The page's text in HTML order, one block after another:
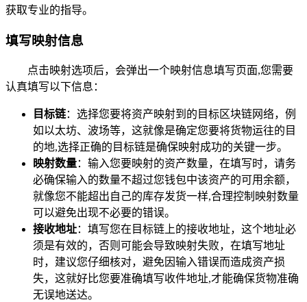
获取专业的指导。
填写映射信息
点击映射选项后，会弹出一个映射信息填写页面,您需要
认真填写以下信息：
目标链：选择您要将资产映射到的目标区块链网络，例
如以太坊、波场等，这就像是确定您要将货物运往的目
的地,选择正确的目标链是确保映射成功的关键一步。
映射数量：输入您要映射的资产数量，在填写时，请务
必确保输入的数量不超过您钱包中该资产的可用余额，
就像您不能超出自己的库存发货一样,合理控制映射数量
可以避免出现不必要的错误。
接收地址：填写您在目标链上的接收地址，这个地址必
须是有效的，否则可能会导致映射失败，在填写地址
时，建议您仔细核对，避免因输入错误而造成资产损
失，这就好比您要准确填写收件地址,才能确保货物准确
无误地送达。